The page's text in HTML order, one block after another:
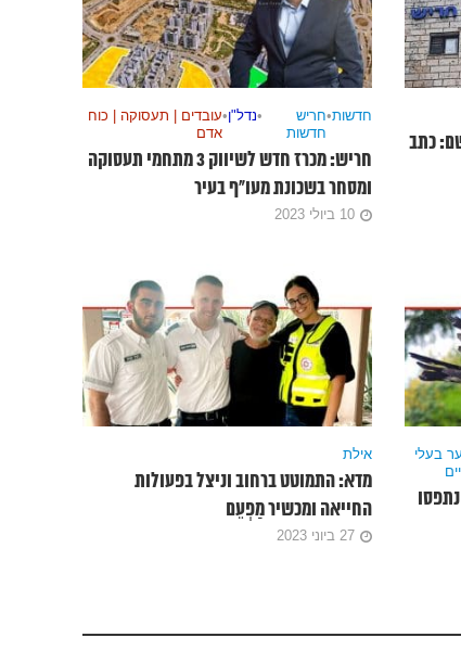
כתב
חדשות•חריש
חדשות
•נדל"ן•עובדים | תעסוקה | כוח
אדם
חריש: מכרז חדש לשיווק 3 מתחמי תעסוקה
ומסחר בשכונת מעו”ף בעיר
10 ביולי 2023
בעלי
חוחיות נתפסו
אילת
מדא: התמוטט ברחוב וניצל בפעולות
החייאה ומכשיר מַפְעֵם
27 ביוני 2023